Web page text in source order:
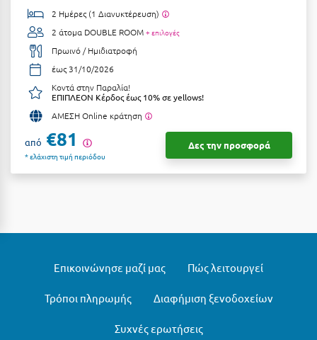
Μυστράς
Μυτιλήνη
Νάξος
Νάουσα
Ναυπακτία
2 Ημέρες (1 Διανυκτέρευση)
2 άτομα DOUBLE ROOM + επιλογές
Πρωινό / Ημιδιατροφή
έως 31/10/2026
Κοντά στην Παραλία!
ΕΠΙΠΛΕΟΝ Κέρδος έως 10% σε yellows!
ΑΜΕΣΗ Online κράτηση
από €81
* ελάχιστη τιμή περιόδου
Δες την προσφορά
Επικοινώνησε μαζί μας Πώς λειτουργεί
Τρόποι πληρωμής Διαφήμιση ξενοδοχείων
Συχνές ερωτήσεις